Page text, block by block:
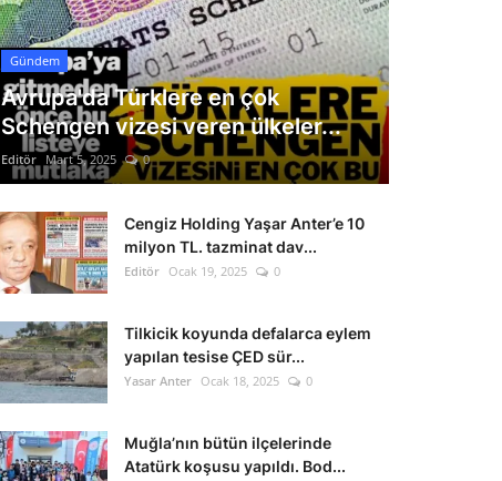
Gündem
Avrupa'da Türklere en çok
Schengen vizesi veren ülkeler...
Editör Mart 5, 2025 0
Cengiz Holding Yaşar Anter’e 10
milyon TL. tazminat dav...
Editör Ocak 19, 2025 0
Tilkicik koyunda defalarca eylem
yapılan tesise ÇED sür...
Yasar Anter Ocak 18, 2025 0
Muğla’nın bütün ilçelerinde
Atatürk koşusu yapıldı. Bod...